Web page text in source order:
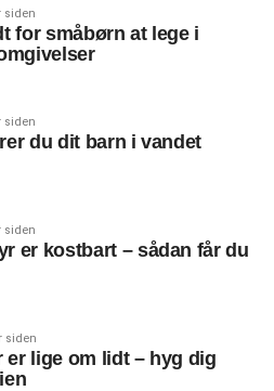
siden
for småbørn at lege i
siden
du dit barn i vandet
siden
er kostbart – sådan får du
siden
er lige om lidt – hyg dig